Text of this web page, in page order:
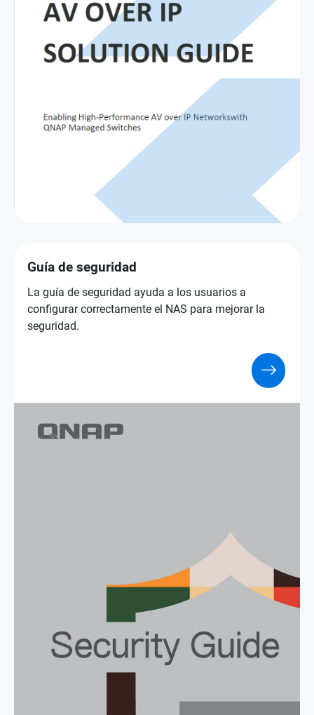
Guía de seguridad
La guía de seguridad ayuda a los usuarios a
configurar correctamente el NAS para mejorar la
seguridad.